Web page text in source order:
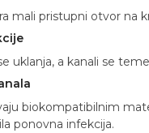
mali pristupni otvor na
uklanja, a kanali se
biokompatibilnim
ponovna infekcija.